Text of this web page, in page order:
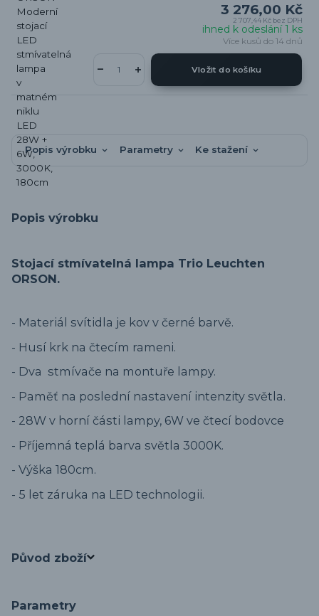
3 276,00 Kč
2 707,44 Kč bez DPH
ihned k odeslání 1 ks
Více kusů do 14 dnů
Vložit do košíku
Popis výrobku Parametry Ke stažení
Popis výrobku
Stojací stmívatelná lampa Trio Leuchten
ORSON.
- Materiál svítidla je kov v černé barvě.
- Husí krk na čtecím rameni.
- Dva stmívače na montuře lampy.
- Paměť na poslední nastavení intenzity světla.
- 28W v horní části lampy, 6W ve čtecí bodovce
- Příjemná teplá barva světla 3000K.
- Výška 180cm.
- 5 let záruka na LED technologii.
Původ zboží
Parametry